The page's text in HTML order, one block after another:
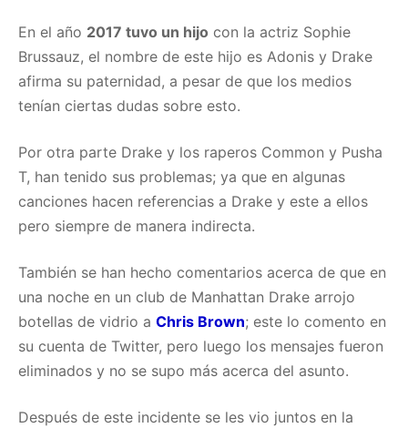
En el año 2017 tuvo un hijo con la actriz Sophie
Brussauz, el nombre de este hijo es Adonis y Drake
afirma su paternidad, a pesar de que los medios
tenían ciertas dudas sobre esto.
Por otra parte Drake y los raperos Common y Pusha
T, han tenido sus problemas; ya que en algunas
canciones hacen referencias a Drake y este a ellos
pero siempre de manera indirecta.
También se han hecho comentarios acerca de que en
una noche en un club de Manhattan Drake arrojo
botellas de vidrio a Chris Brown; este lo comento en
su cuenta de Twitter, pero luego los mensajes fueron
eliminados y no se supo más acerca del asunto.
Después de este incidente se les vio juntos en la